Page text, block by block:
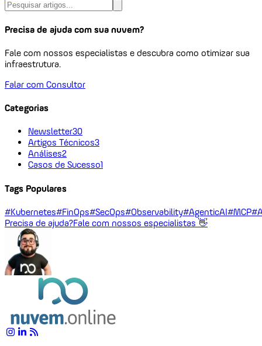
Precisa de ajuda com sua nuvem?
Fale com nossos especialistas e descubra como otimizar sua
infraestrutura.
Falar com Consultor
Categorias
Newsletter30
Artigos Técnicos3
Análises2
Casos de Sucesso1
Tags Populares
#Kubernetes#FinOps#SecOps#Observability#AgenticAI#MCP
Precisa de ajuda?Fale com nossos especialistas 👋